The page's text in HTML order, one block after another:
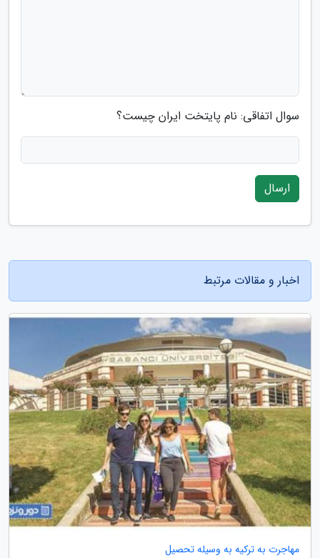
سوال اتفاقی: نام پایتخت ایران چیست؟
ارسال
اخبار و مقالات مرتبط
مهاجرت به ترکیه به وسیله تحصیل